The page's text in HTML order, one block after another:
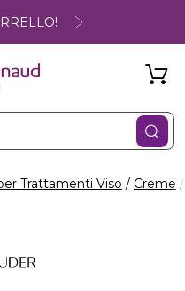
Trattamenti Viso Creme